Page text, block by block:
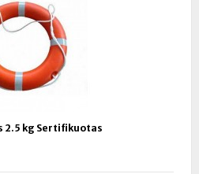
2.5 kg Sertifikuotas